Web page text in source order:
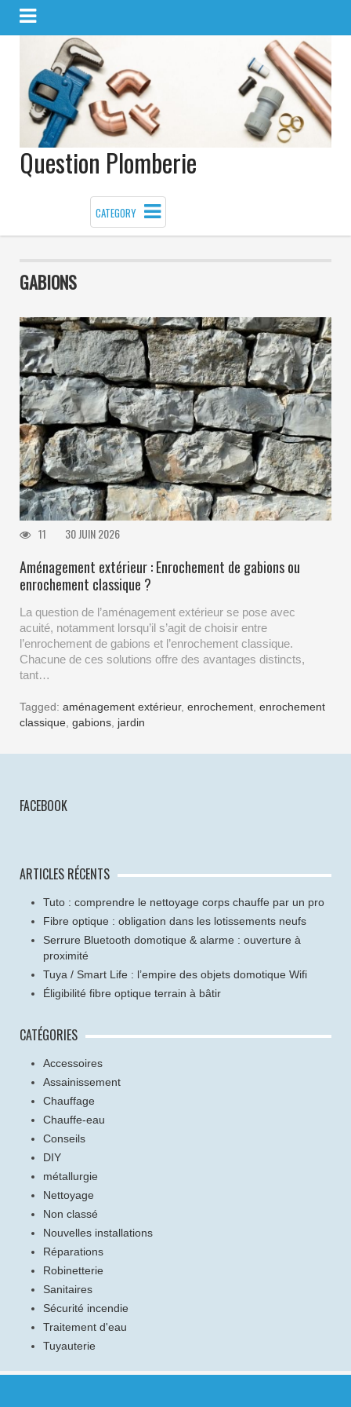
Question Plomberie
CATEGORY
GABIONS
11 30 JUIN 2026
Aménagement extérieur : Enrochement de gabions ou
enrochement classique ?
La question de l’aménagement extérieur se pose avec
acuité, notamment lorsqu’il s’agit de choisir entre
l’enrochement de gabions et l’enrochement classique.
Chacune de ces solutions offre des avantages distincts,
tant…
Tagged: aménagement extérieur, enrochement enrochement
classique gabions jardin
FACEBOOK
ARTICLES RÉCENTS
Tuto : comprendre le nettoyage corps chauffe par un pro
Fibre optique : obligation dans les lotissements neufs
Serrure Bluetooth domotique & alarme : ouverture à
proximité
Tuya / Smart Life : l’empire des objets domotique Wifi
Éligibilité fibre optique terrain à bâtir
CATÉGORIES
Accessoires
Assainissement
Chauffage
Chauffe-eau
Conseils
DIY
métallurgie
Nettoyage
Non classé
Nouvelles installations
Réparations
Robinetterie
Sanitaires
Sécurité incendie
Traitement d'eau
Tuyauterie